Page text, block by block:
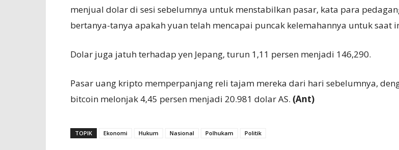
menjual dolar di sesi sebelumnya untuk menstabilkan pasar, kata para
bertanya-tanya apakah yuan telah mencapai puncak kelemahannya untuk saat
Dolar juga jatuh terhadap yen Jepang, turun 1,11 persen menjadi 146,290.
Pasar uang kripto memperpanjang reli tajam mereka dari hari sebelumnya,
bitcoin melonjak 4,45 persen menjadi 20.981 dolar AS. (Ant)
TOPIK Ekonomi Hukum Nasional Polhukam Politik